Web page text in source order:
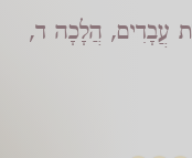
עֲבָדִים, הֲלָכָה ד,